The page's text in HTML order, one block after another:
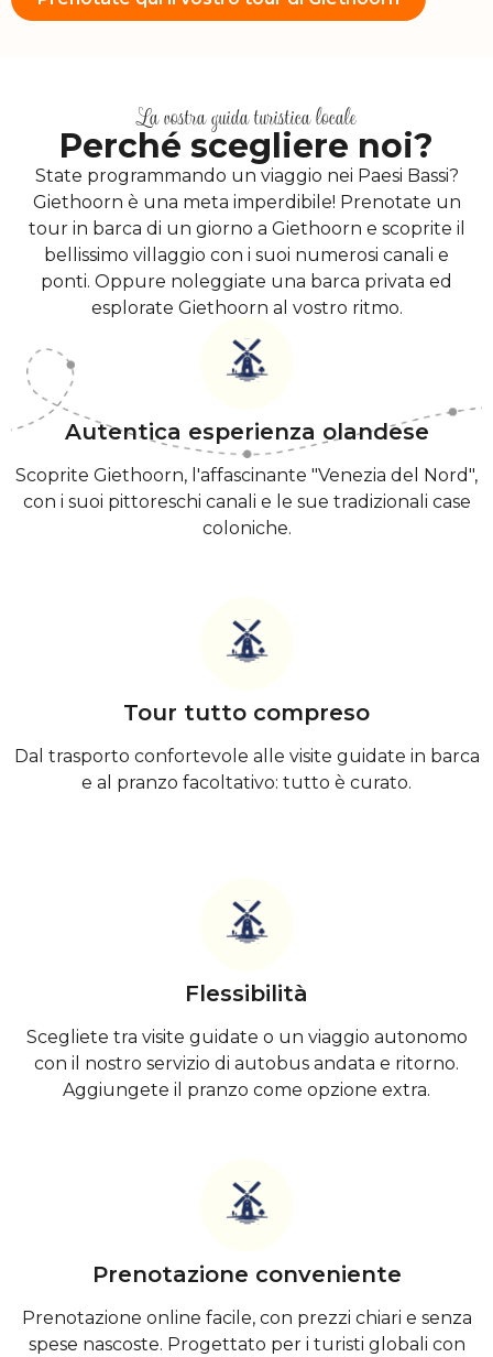
La vostra guida turistica locale
Perché scegliere noi?
State programmando un viaggio nei Paesi Bassi?
Giethoorn è una meta imperdibile! Prenotate un
tour in barca di un giorno a Giethoorn e scoprite il
bellissimo villaggio con i suoi numerosi canali e
ponti. Oppure noleggiate una barca privata ed
esplorate Giethoorn al vostro ritmo.
Autentica esperienza olandese
Scoprite Giethoorn, l'affascinante "Venezia del Nord",
con i suoi pittoreschi canali e le sue tradizionali case
coloniche.
Tour tutto compreso
Dal trasporto confortevole alle visite guidate in barca
e al pranzo facoltativo: tutto è curato.
Flessibilità
Scegliete tra visite guidate o un viaggio autonomo
con il nostro servizio di autobus andata e ritorno.
Aggiungete il pranzo come opzione extra.
Prenotazione conveniente
Prenotazione online facile, con prezzi chiari e senza
spese nascoste. Progettato per i turisti globali con